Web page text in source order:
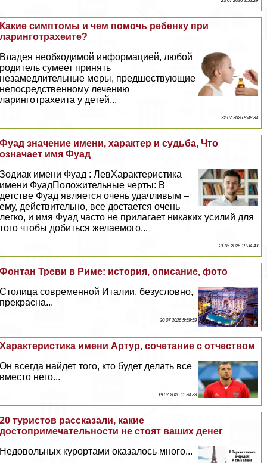
Какие симптомы и чем помочь ребенку при
ларинготрахеите?
Владея необходимой информацией, любой
родитель сумеет принять
незамедлительные меры, предшествующие
непосредственному лечению
ларинготрахеита у детей...
22 07 2026 8:49:34
Фуад значение имени, хаpaктер и судьба, Что
означает имя Фуад
Зодиак имени Фуад : ЛевХаpaктеристика
имени ФуадПоложительные черты: В
детстве Фуад является очень удачливым –
ему, действительно, все достается очень
легко, и имя Фуад часто не прилагает никаких усилий для
того чтобы добиться желаемого...
21 07 2026 18:34:43
Фонтан Треви в Риме: история, описание, фото
Столица современной Италии, безусловно,
прекрасна...
20 07 2026 5:59:59
Хаpaктеристика имени Артур, сочетание с отчеством
Он всегда найдет того, кто будет делать все
вместо него...
19 07 2026 11:24:33
20 туристов рассказали, какие
достопримечательности не стоят ваших денег
Недовольных курортами оказалось много...